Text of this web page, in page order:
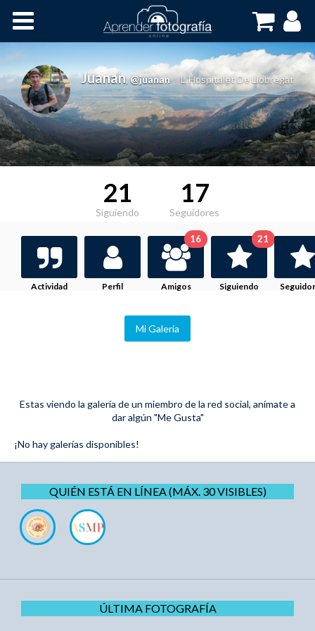
Cursos OnLine
Juanan,@juanan L´Hospitalet De Llobregat
21
Siguiendo
17
Seguidores
Actividad Perfil Amigos
16
Siguiendo
21
Mi Galeria
Estas viendo la galería de un miembro de la red social, anímate a
dar algún "Me Gusta"
¡No hay galerías disponibles!
QUIÉN ESTÁ EN LÍNEA (MÁX. 30 VISIBLES)
ÚLTIMA FOTOGRAFÍA